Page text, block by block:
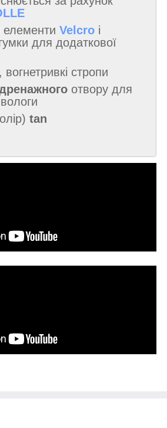
елементи Velcro і
для додаткової
вогнетривкі стропи
отвору для
tan